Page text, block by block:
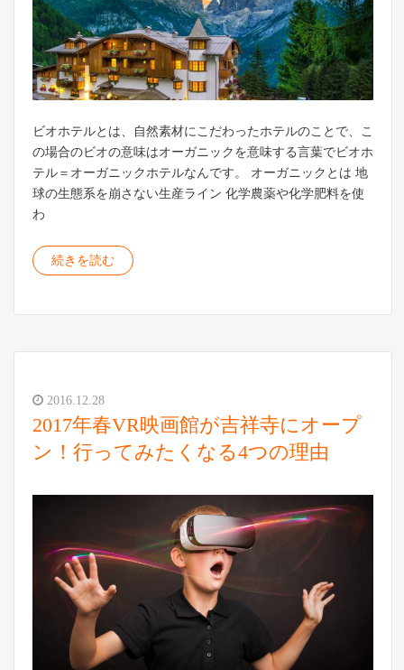
ビオホテルとは、自然素材にこだわったホテルのことで、こ
の場合のビオの意味はオーガニックを意味する言葉でビオホ
テル＝オーガニックホテルなんです。 オーガニックとは 地
球の生態系を崩さない生産ライン 化学農薬や化学肥料を使
わ
続きを読む
2016.12.28
2017年春VR映画館が吉祥寺にオープ
ン！行ってみたくなる4つの理由